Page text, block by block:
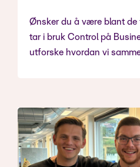
Ønsker du å være blant de
tar i bruk Control på
utforske hvordan vi